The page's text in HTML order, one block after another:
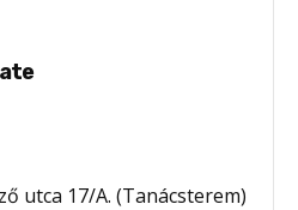
utca 17/A. (Tanácsterem)